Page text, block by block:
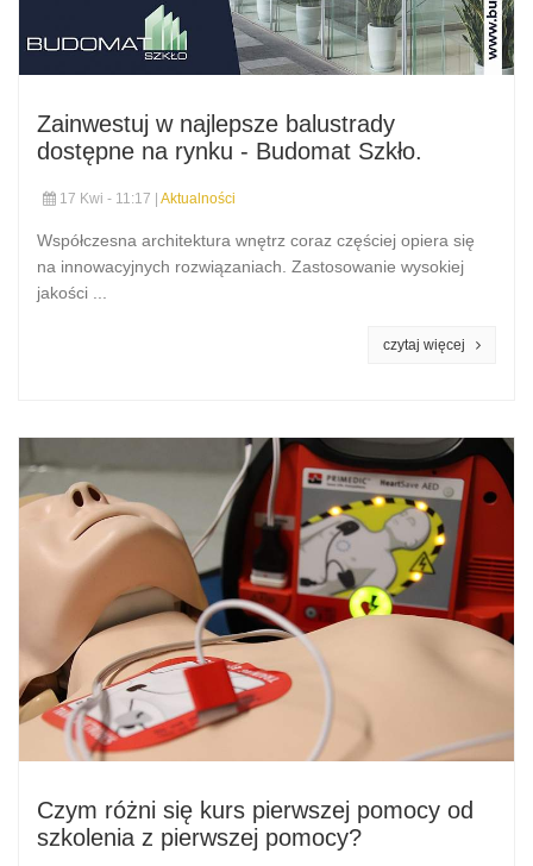
Zainwestuj w najlepsze balustrady
dostępne na rynku - Budomat Szkło.
17 Kwi - 11:17 | Aktualności
Współczesna architektura wnętrz coraz częściej opiera się
na innowacyjnych rozwiązaniach. Zastosowanie wysokiej
jakości ...
Czym różni się kurs pierwszej pomocy od
szkolenia z pierwszej pomocy?